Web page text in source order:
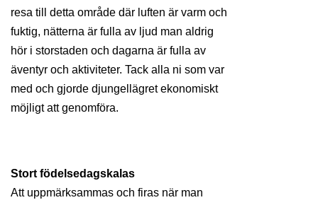
resa till detta område där luften är varm och
fuktig, nätterna är fulla av ljud man aldrig
hör i storstaden och dagarna är fulla av
äventyr och aktiviteter. Tack alla ni som var
med och gjorde djungellägret ekonomiskt
möjligt att genomföra.
Stort födelsedagskalas
Att uppmärksammas och firas när man